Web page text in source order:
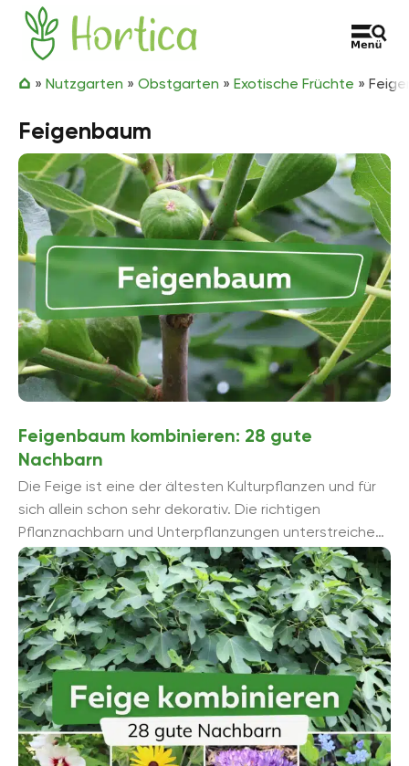
Zum Inhalt springen
Hortica
» Nutzgarten » Obstgarten » Exotische Früchte »
Feigenbaum
Feigenbaum kombinieren: 28 gute
Nachbarn
Die Feige ist eine der ältesten Kulturpflanzen und für
sich allein schon sehr dekorativ. Die richtigen
Pflanznachbarn und Unterpflanzungen unterstreichen
seine Attraktivität zusätzlich. Mit diesen 28 Pflanzen
lä...